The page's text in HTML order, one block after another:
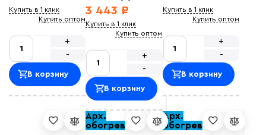
Купить в 1 клик
Купить оптом
-
+
В корзину
3 443 ₽
Купить в 1 клик
Купить оптом
-
+
В корзину
Купить в 1 клик
Купить оптом
-
+
В корзину
Арх.
обогрев
Арх.
обогрев